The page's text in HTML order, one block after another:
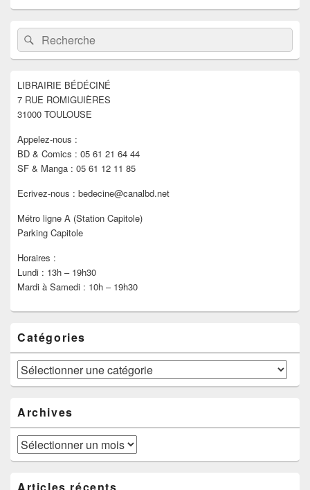
Zone
principale
de
widget
barre
latérale
Recherche :Rechercher
LIBRAIRIE BÉDÉCINÉ
7 RUE ROMIGUIÈRES
31000 TOULOUSE
Appelez-nous :
BD & Comics : 05 61 21 64 44
SF & Manga : 05 61 12 11 85
Ecrivez-nous : bedecine@canalbd.net
Métro ligne A (Station Capitole)
Parking Capitole
Horaires :
Lundi : 13h – 19h30
Mardi à Samedi : 10h – 19h30
Catégories
Catégories
Archives
Archives